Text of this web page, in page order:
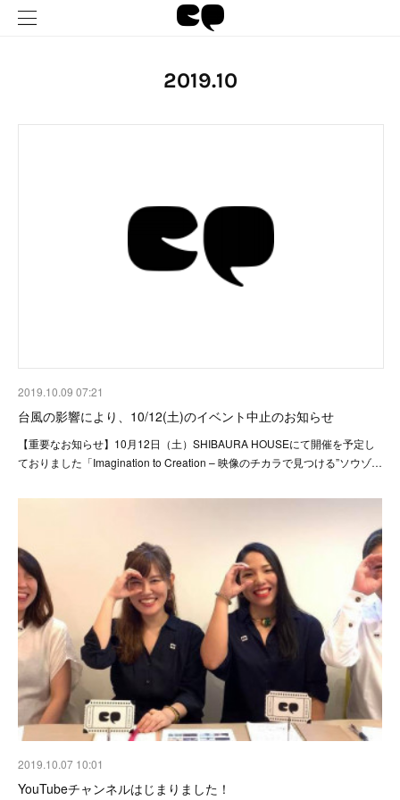
2019.10
2019.10.09 07:21
台風の影響により、10/12(土)のイベント中止のお知らせ
【重要なお知らせ】10月12日（土）SHIBAURA HOUSEにて開催を予定し
ておりました「Imagination to Creation – 映像のチカラで見つける”ソウゾ…
2019.10.07 10:01
YouTubeチャンネルはじまりました！